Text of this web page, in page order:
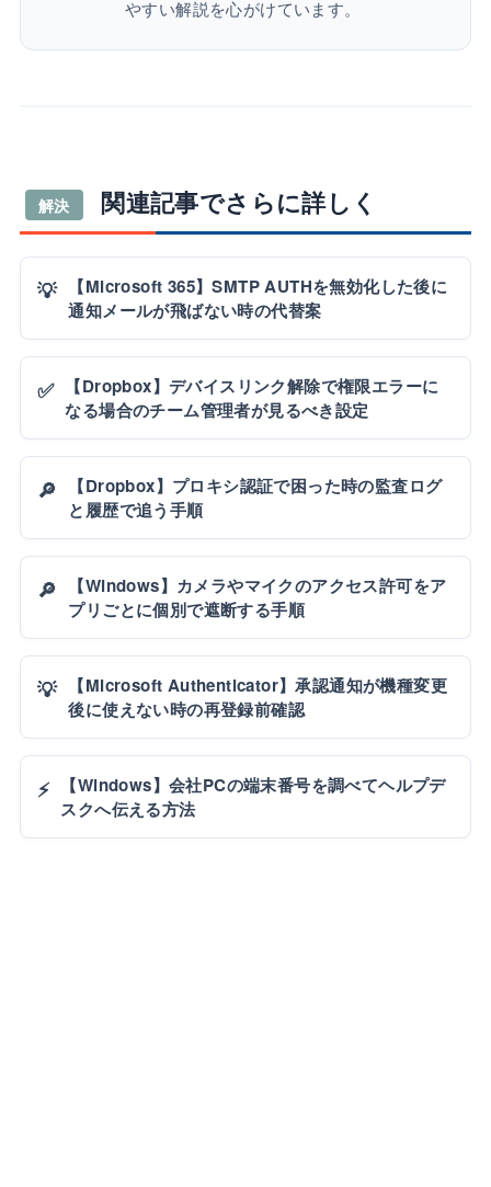
やすい解説を心がけています。
解決 関連記事でさらに詳しく
💡
【Microsoft 365】SMTP AUTHを無効化した後に
通知メールが飛ばない時の代替案
✅
【Dropbox】デバイスリンク解除で権限エラーに
なる場合のチーム管理者が見るべき設定
🔎
【Dropbox】プロキシ認証で困った時の監査ログ
と履歴で追う手順
🔎
【Windows】カメラやマイクのアクセス許可をア
プリごとに個別で遮断する手順
💡
【Microsoft Authenticator】承認通知が機種変更
後に使えない時の再登録前確認
⚡
【Windows】会社PCの端末番号を調べてヘルプデ
スクへ伝える方法